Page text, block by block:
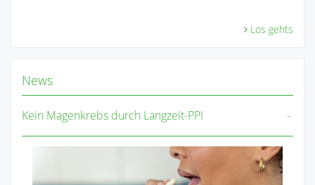
Los gehts
News
Kein Magenkrebs durch Langzeit-PPI